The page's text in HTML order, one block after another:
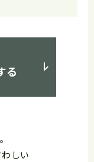
る
しい